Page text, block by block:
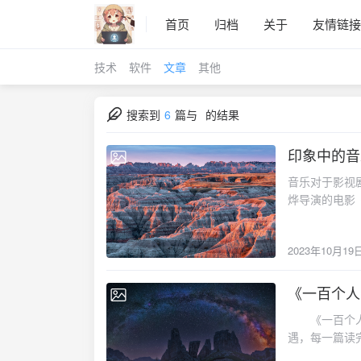
首页 归档 关于 友情链接
技术 软件 文章 其他
搜索到 6 篇与 的结果
2023-10-19
印象中的
音乐对于影视
烨导演的电影
着歌自己体会
种大佛看透
影一直有非
米》，当时
晚自习那会儿
2023年10月19
2021-10-31
《一百个
《一百个人的十年》是冯骥才的纪实文学作品，书中记录了二十多位普通人在文革中的遭遇，每一篇读完都让我怅然，继而怀疑、叹息和反思。 下面我摘录了其中一篇，在阅读过程中，我突然想起了《局面》节目对鸿茅药酒事件主角谭秦东的专访，链接： 上：https://v.qq.com/x/page/h3257v4jr47.html，https://www.youtube.com/watch?v=LJB81Y-GK5U 下：https://v.qq.com/x/page/y3258zmwd7m.html，https://www.youtube.com/watch?v=eFEjZk-lX6o 一对夫妻的三千六百五十天 丈夫·1966年·26岁\T市某机械厂工人 妻子·1966年·20岁\T市某机械厂工人这是一对夫妻共同的一段往事:一九六八年元旦结婚——共同生活六十天祸从嘴出——抄家后她用十七块钱养活老少三辈——军代表用意不良逼她离婚——狱里狱外几封通信—她千辛万苦等了他三千六百五十天—他奇特的仇记 丈夫：我真不想提那段事，我们两口子，现在也避防提。只要一提，几夜就甭想睡觉。甭她，我也是。再说总提它有嘛用呢?不是让咱往前看吗，把帐全算在“四人帮”头上。过去那段事都按下算啦。受过苦的人太多啦，现在谁也不愿意说啦。可我又想，咱受过的这些苦，也不能就这么白白一笔抹掉，那不就白受这些苦是吧?我跟您讲了，您记下来，将来印成书，咱这痛苦就留下来啦，到嘛时候，让后人也看看，啊，啊。 说实在的，我无缘无故白白蹲了十年监狱，真叫好没影儿的事。我老婆等了我整整十年，那罪没少受；比我更冤，更倒霉。有她的嘛，一个女人。 我的苦再苦也没嘛，我是男人嘛，可她就难了。您说说，她那会儿才二十出头，人又漂亮；您看，我还带来一张她那会儿的照片。她一个人带着一个半身不遂的老父亲和一个刚出生的孩子，自己算是反革命家属，父亲是资本家，熬过那十年容易吗，楞等了我整整十年。我们这些犯人，离婚的有百分之九十还多；几乎可以说，进去没个不离的；也有为离婚的事自杀的，杀人的，神经的，也太多了。她来探监，同屋的人全羡慕我，先头我都不敢跟人说她是我老婆，只说是妹妹；我也怕过不几天，离婚了，不就栽了吗?她等我时，哪会知道还有一天“四人帮”会倒台，我会平反，等十年不就等个反革命吗?还不是个“反属”，有嘛好处?更别提她受那么多政治上的压力和经济上的穷困了。她这么年轻漂亮，不等我，完全有其它路可走。所以我认为她是一种坚强的中国妇女的典型，我挺自豪，跟谁我也这么说。 我的经历没嘛，比我苦的还有的是，比我冤的也有的是，我见的多了。那阵子为一句话坐大牢的人多了去了，光我们那儿就大部分的现行反革命罪。我们屋里有个犯人，以前是贫农协会主席，罪名就因为下山到集子上买毛主席石膏像，那会儿不叫买，叫“请宝像”，不是他这样出身好的还没资格“请”。那玩艺儿挺沉，山道又不好定，他就用麻绳拴在石膏像的脖子上，前边儿俩，后边俩，就这么背着赶路。没想到还没出集子就让入给抓住，好嘛，“现行反革命”，立时就抓起来，家也没让回，进大牢了，五年。您说冤不冤?还有一个小伙子，为的是爬到百货大楼顶尖上拍了两张照片，想落个城市面貌的照片，现在看这算嘛事！可那晚儿就不行，怀疑他是搞“特务活动”，也给关进来了。后来，我的一条手绢，还是他带出去捎给我老婆的，这才保存下来。妻子：可不，那条手绢是他